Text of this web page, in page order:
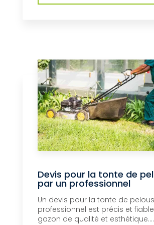
Devis pour la tonte de
par un professionnel
Un devis pour la tonte de
professionnel est précis et
gazon de qualité et esthétique....